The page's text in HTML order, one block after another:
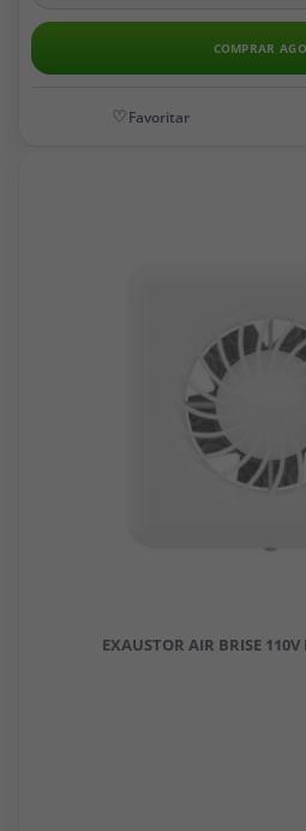
COMPRAR
EXAUSTOR AIR BRISE